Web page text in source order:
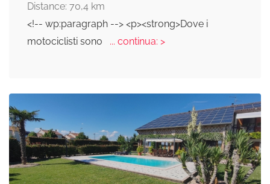
Distance: 70,4 km
<!-- wp:paragraph --> <p><strong>Dove i
motociclisti sono
... continua: >